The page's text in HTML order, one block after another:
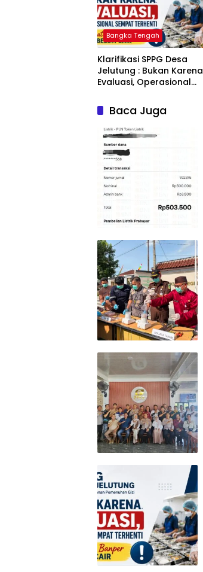
Bangka Tengah
‎Klarifikasi SPPG Desa
Jelutung : Bukan Karena
Evaluasi, Operasional
Dana Banper Belum Cair
Baca Juga